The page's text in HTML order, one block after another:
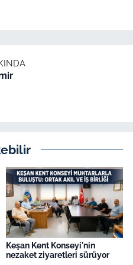
Keşan Kent Konseyi'nin
nezaket ziyaretleri sürüyor